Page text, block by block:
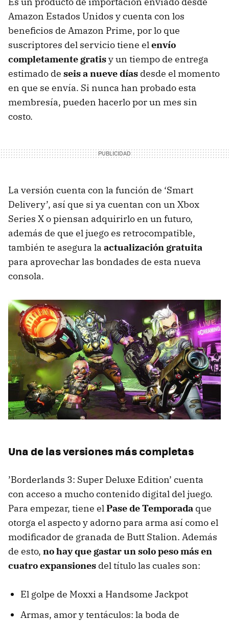
Amazon Estados Unidos y cuenta con los
beneficios de Amazon Prime, por lo que
suscriptores del servicio tiene elenvío
completamente gratisy un tiempo de entrega
estimado de seis a nueve días desde el momento
en que se envía. Si nunca han probado esta
membresía, pueden hacerlo por un mes sin
costo.
La versión cuenta con la función de ‘Smart
Delivery’, así que si ya cuentan con un Xbox
Series X o piensan adquirirlo en un futuro,
además de que el juego es retrocompatible,
también te asegura la actualización gratuita
para aprovechar las bondades de esta nueva
consola.
Una de las versiones más completas
’Borderlands 3: Super Deluxe Edition’ cuenta
con acceso a mucho contenido digital del juego.
Para empezar, tiene el Pase de Temporada que
otorga el aspecto y adorno para arma así como el
modificador de granada de Butt Stalion. Además
de esto, no hay que gastar un solo peso más en
cuatro expansiones del título las cuales son:
El golpe de Moxxi a Handsome Jackpot
Armas, amor y tentáculos: la boda de